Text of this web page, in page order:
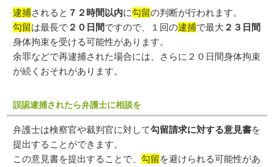
逮捕されると ７２時間以内に勾留の判断が行われます。
勾留は最長で２０日間ですので、１回の逮捕で最大 ２３日間
身体拘束を受ける可能性があります。
余罪などで再逮捕された場合には、さらに２０日間身体拘束
が続くおそれがあります。
誤認逮捕されたら弁護士に相談を
弁護士は検察官や裁判官に対して勾留請求に対する意見書を
提出することができます。
この意見書を提出することで、勾留 を避けられる可能性があ